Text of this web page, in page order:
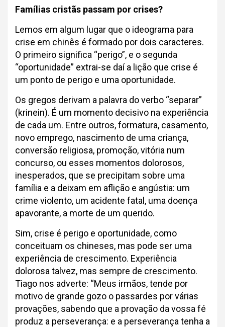
Famílias cristãs passam por crises?
Lemos em algum lugar que o ideograma para
crise em chinês é formado por dois caracteres.
O primeiro significa “perigo”, e o segunda
“oportunidade” extrai-se daí a lição que crise é
um ponto de perigo e uma oportunidade.
Os gregos derivam a palavra do verbo “separar”
(krinein). É um momento decisivo na experiência
de cada um. Entre outros, formatura, casamento,
novo emprego, nascimento de uma criança,
conversão religiosa, promoção, vitória num
concurso, ou esses momentos dolorosos,
inesperados, que se precipitam sobre uma
família e a deixam em aflição e angústia: um
crime violento, um acidente fatal, uma doença
apavorante, a morte de um querido.
Sim, crise é perigo e oportunidade, como
conceituam os chineses, mas pode ser uma
experiência de crescimento. Experiência
dolorosa talvez, mas sempre de crescimento.
Tiago nos adverte: “Meus irmãos, tende por
motivo de grande gozo o passardes por várias
provações, sabendo que a provação da vossa fé
produz a perseverança: e a perseverança tenha a